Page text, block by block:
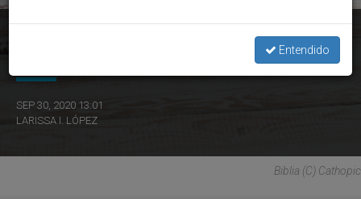
SEP 30, 2020 13:01
LARISSA I. LÓPEZ
Biblia (C) Cathopic
Entendido